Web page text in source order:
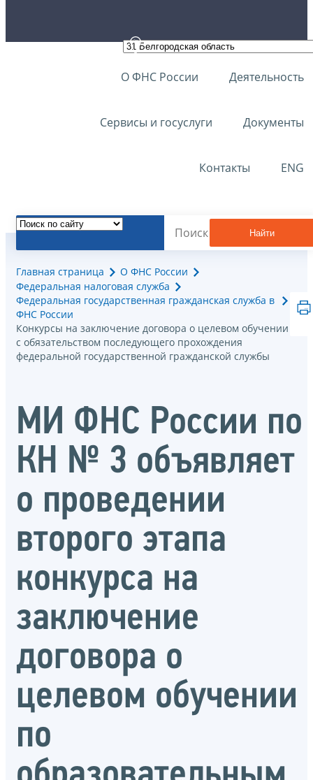
О ФНС России Деятельность
Сервисы и госуслуги Документы
Контакты ENG
Найти
Главная страница
О ФНС России
Федеральная налоговая служба
Федеральная государственная гражданская служба в
ФНС России
Конкурсы на заключение договора о целевом обучении
с обязательством последующего прохождения
федеральной государственной гражданской службы
МИ ФНС России по
КН № 3 объявляет
о проведении
второго этапа
конкурса на
заключение
договора о
целевом обучении
по